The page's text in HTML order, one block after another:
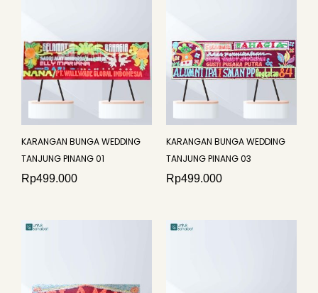
KARANGAN BUNGA WEDDING
TANJUNG PINANG 01
Rp499.000
KARANGAN BUNGA WEDDING
TANJUNG PINANG 03
Rp499.000